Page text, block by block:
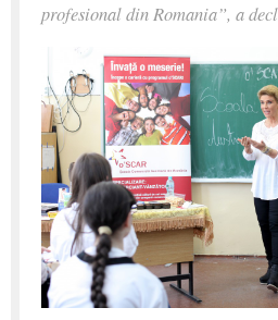
profesional din Romania”, a